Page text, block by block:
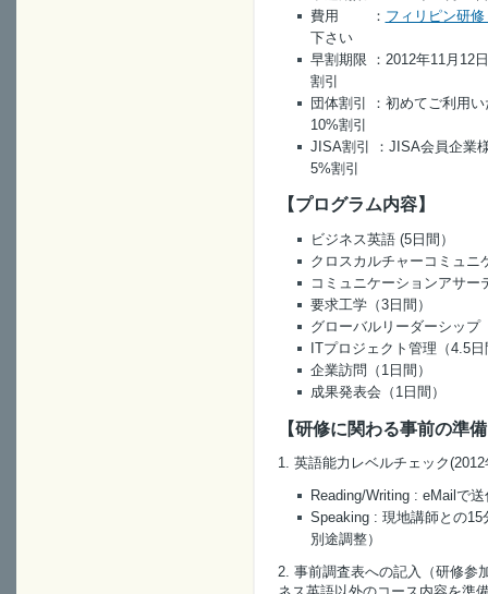
費用 ： フィリピン研
下さい
早割期限 ：2012年11月12
割引
団体割引 ：初めてご利用
10%割引
JISA割引 ：JISA会員企業
5%割引
【プログラム内容】
ビジネス英語 (5日間）
クロスカルチャーコミュニ
コミュニケーションアサー
要求工学（3日間）
グローバルリーダーシップ
ITプロジェクト管理（4.5日
企業訪問（1日間）
成果発表会（1日間）
【研修に関わる事前の準
1. 英語能力レベルチェック
Reading/Writing : eMailで
Speaking : 現地講師との
別途調整）
2. 事前調査表への記入（研修参
ネス英語以外のコース内容を準